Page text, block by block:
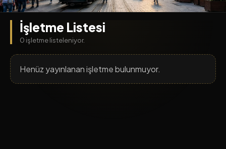
İşletme Listesi
0 işletme listeleniyor.
Henüz yayınlanan işletme bulunmuyor.